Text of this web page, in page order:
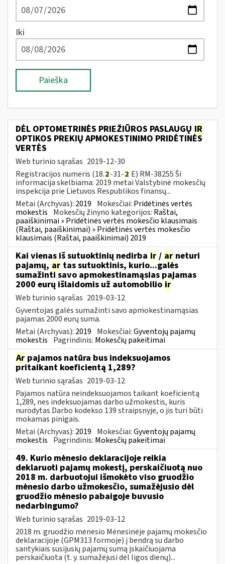
Iki
Paieška
DĖL OPTOMETRINĖS PRIEŽIŪROS PASLAUGŲ IR
OPTIKOS PREKIŲ APMOKESTINIMO PRIDĖTINĖS
VERTĖS
Web turinio sąrašas 2019-12-30
Registracijos numeris (18.2-31-2 E) RM-38255 Ši
informacija skelbiama: 2019 metai Valstybinė mokesčių
inspekcija prie Lietuvos Respublikos finansų...
Metai (Archyvas): 2019 Mokesčiai: Pridėtinės vertės
mokestis Mokesčių žinyno kategorijos: Raštai,
paaiškinimai » Pridėtinės vertės mokesčio klausimais
(Raštai, paaiškinimai) » Pridėtinės vertės mokesčio
klausimais (Raštai, paaiškinimai) 2019
Kai vienas iš sutuoktinių nedirba ir / ar neturi
pajamų, ar tas sutuoktinis, kurio...galės
sumažinti savo apmokestinamąsias pajamas
2000 eurų išlaidomis už automobilio ir
Web turinio sąrašas 2019-03-12
Gyventojas galės sumažinti savo apmokestinamąsias
pajamas 2000 eurų suma.
Metai (Archyvas): 2019 Mokesčiai:Gyventojų pajamų
mokestis Pagrindinis: Mokesčių pakeitimai
Ar pajamos natūra bus indeksuojamos
pritaikant koeficientą 1,289?
Web turinio sąrašas 2019-03-12
Pajamos natūra neindeksuojamos taikant koeficientą
1,289, nes indeksuojamas darbo užmokestis, kuris
nurodytas Darbo kodekso 139 straipsnyje, o jis turi būti
mokamas pinigais.
Metai (Archyvas): 2019 Mokesčiai:Gyventojų pajamų
mokestis Pagrindinis: Mokesčių pakeitimai
49. Kurio mėnesio deklaracijoje reikia
deklaruoti pajamų mokestį, perskaičiuotą nuo
2018 m. darbuotojui išmokėto viso gruodžio
mėnesio darbo užmokesčio, sumažėjusio dėl
gruodžio mėnesio pabaigoje buvusio
nedarbingumo?
Web turinio sąrašas 2019-03-12
2018 m. gruodžio mėnesio Mėnesinėje pajamų mokesčio
deklaracijoje (GPM313 formoje) į bendrą su darbo
santykiais susijusių pajamų sumą įskaičiuojama
perskaičiuota (t. y. sumažėjusi dėl ligos dienų)...